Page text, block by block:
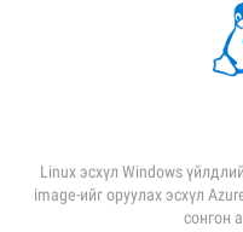
Linux эсхүл Windows
image-ийг оруулах эсхүл
сонгон